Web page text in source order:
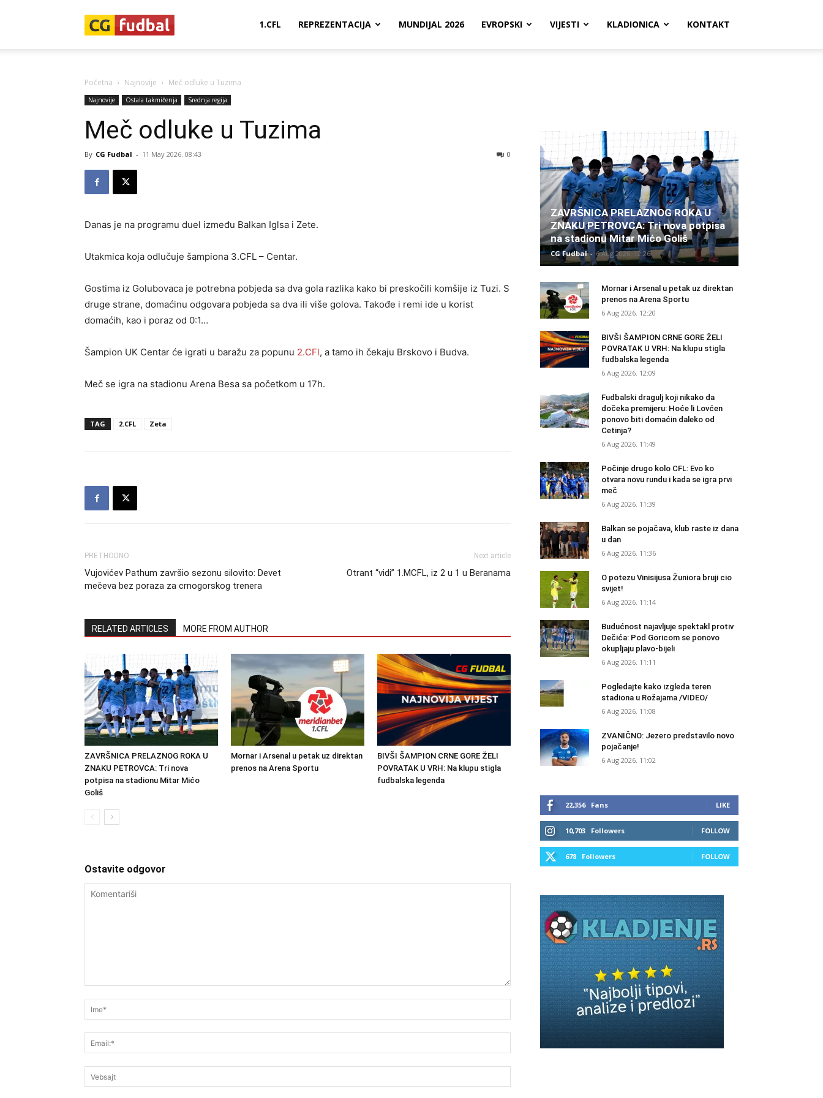
1.CFL REPREZENTACIJA MUNDIJAL 2026 EVROPSKI VIJESTI KLADIONICA KONTAKT
Početna Najnovije Meč odluke u Tuzima
Najnovije Ostala takmičenja Srednja regija
Meč odluke u Tuzima
By CG Fudbal - 11 May 2026. 08:43 0
Danas je na programu duel između Balkan Iglsa i Zete.
Utakmica koja odlučuje šampiona 3.CFL – Centar.
Gostima iz Golubovaca je potrebna pobjeda sa dva gola razlika kako bi preskočili komšije iz Tuzi. S
druge strane, domaćinu odgovara pobjeda sa dva ili više golova. Takođe i remi ide u korist
domaćih, kao i poraz od 0:1…
Šampion UK Centar će igrati u baražu za popunu 2.CFl, a tamo ih čekaju Brskovo i Budva.
Meč se igra na stadionu Arena Besa sa početkom u 17h.
TAG 2.CFL Zeta
PRETHODNO
Vujovićev Pathum završio sezonu silovito: Devet
mečeva bez poraza za crnogorskog trenera
Next article
Otrant “vidi” 1.MCFL, iz 2 u 1 u Beranama
RELATED ARTICLES MORE FROM AUTHOR
ZAVRŠNICA PRELAZNOG ROKA U
ZNAKU PETROVCA: Tri nova
potpisa na stadionu Mitar Mićo
Goliš
Mornar i Arsenal u petak uz direktan
prenos na Arena Sportu
BIVŠI ŠAMPION CRNE GORE ŽELI
POVRATAK U VRH: Na klupu stigla
fudbalska legenda
Ostavite odgovor
ZAVRŠNICA PRELAZNOG ROKA U
ZNAKU PETROVCA: Tri nova potpisa
na stadionu Mitar Mićo Goliš
CG Fudbal - 6 Aug 2026. 12:26
Mornar i Arsenal u petak uz direktan
prenos na Arena Sportu
6 Aug 2026. 12:20
BIVŠI ŠAMPION CRNE GORE ŽELI
POVRATAK U VRH: Na klupu stigla
fudbalska legenda
6 Aug 2026. 12:09
Fudbalski dragulj koji nikako da
dočeka premijeru: Hoće li Lovćen
ponovo biti domaćin daleko od
Cetinja?
6 Aug 2026. 11:49
Počinje drugo kolo CFL: Evo ko
otvara novu rundu i kada se igra prvi
meč
6 Aug 2026. 11:39
Balkan se pojačava, klub raste iz dana
u dan
6 Aug 2026. 11:36
O potezu Vinisijusa Žuniora bruji cio
svijet!
6 Aug 2026. 11:14
Budućnost najavljuje spektakl protiv
Dečića: Pod Goricom se ponovo
okupljaju plavo-bijeli
6 Aug 2026. 11:11
Pogledajte kako izgleda teren
stadiona u Rožajama /VIDEO/
6 Aug 2026. 11:08
ZVANIČNO: Jezero predstavilo novo
pojačanje!
6 Aug 2026. 11:02
22,356 Fans LIKE
10,703 Followers FOLLOW
678 Followers FOLLOW